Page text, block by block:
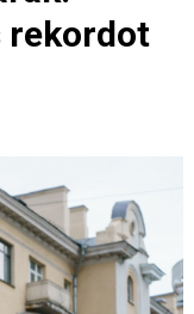
rekordot